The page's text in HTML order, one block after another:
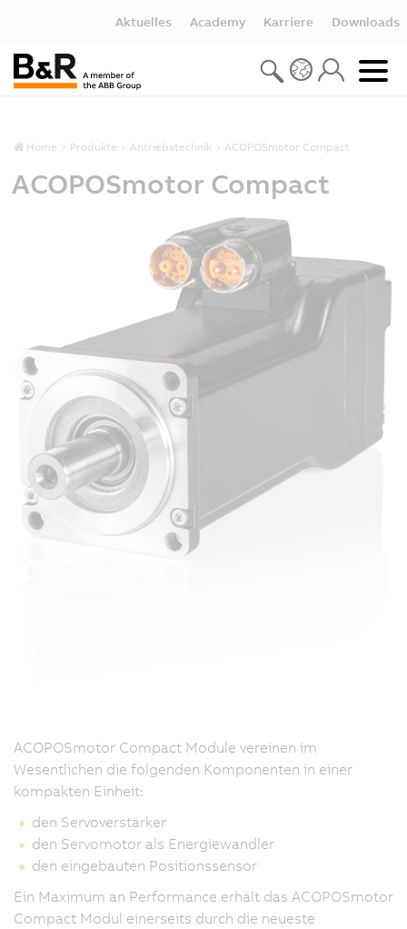
Aktuelles Academy Karriere Downloads
Home Produkte Antriebstechnik ACOPOSmotor Compact
ACOPOSmotor Compact
ACOPOSmotor Compact Module vereinen im
Wesentlichen die folgenden Komponenten in einer
kompakten Einheit:
den Servoverstärker
den Servomotor als Energiewandler
den eingebauten Positionssensor
Ein Maximum an Performance erhält das ACOPOSmotor
Compact Modul einerseits durch die neueste